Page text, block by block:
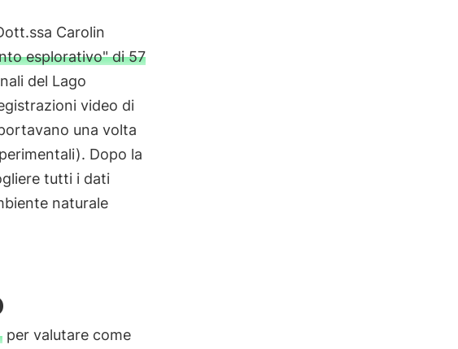
Carolin
esplorativo" di 57
del Lago
video di
una volta
Dopo la
tutti i dati
naturale
per valutare come